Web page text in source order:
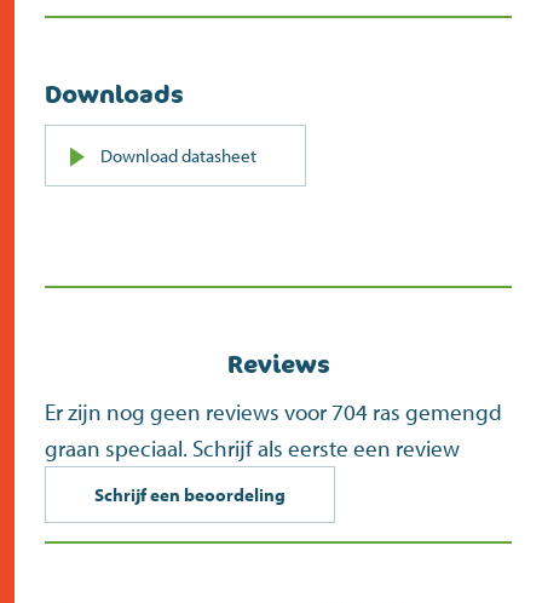
Downloads
Download datasheetPDF
(opent
Reviews
Er zijn nog geen reviews voor 704 ras gemengd
graan speciaal. Schrijf als eerste een review
Schrijf een beoordeling